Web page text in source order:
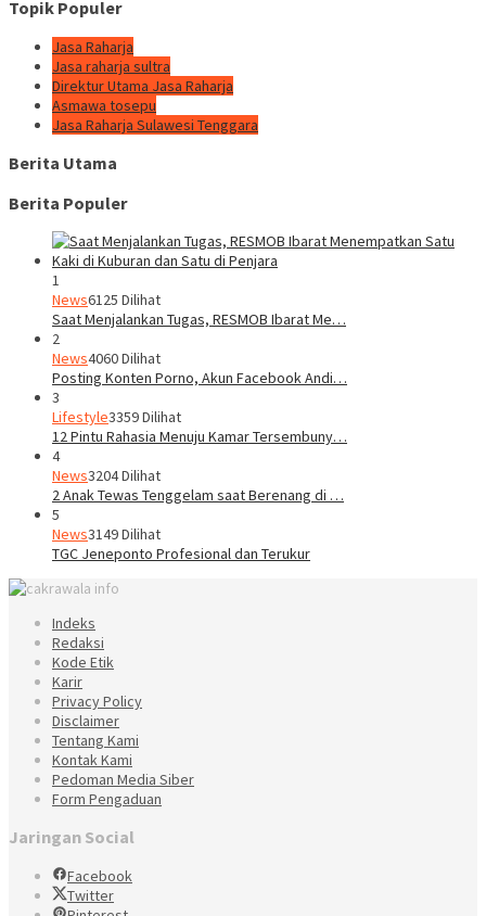
Topik Populer
Jasa Raharja
Jasa raharja sultra
Direktur Utama Jasa Raharja
Asmawa tosepu
Jasa Raharja Sulawesi Tenggara
Berita Utama
Berita Populer
1
News6125 Dilihat
Saat Menjalankan Tugas, RESMOB Ibarat Me…
2
News4060 Dilihat
Posting Konten Porno, Akun Facebook Andi…
3
Lifestyle3359 Dilihat
12 Pintu Rahasia Menuju Kamar Tersembuny…
4
News3204 Dilihat
2 Anak Tewas Tenggelam saat Berenang di …
5
News3149 Dilihat
TGC Jeneponto Profesional dan Terukur
Indeks
Redaksi
Kode Etik
Karir
Privacy Policy
Disclaimer
Tentang Kami
Kontak Kami
Pedoman Media Siber
Form Pengaduan
Jaringan Social
Facebook
Twitter